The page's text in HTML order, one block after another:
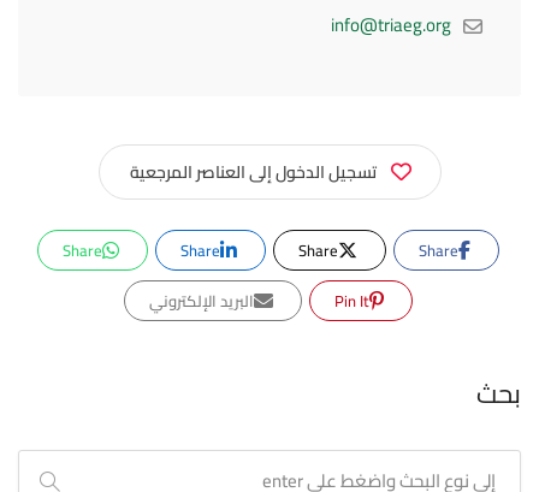
info@triaeg.org
تسجيل الدخول إلى العناصر المرجعية
Share
Share
Share
Share
Pin It
البريد الإلكتروني
بحث